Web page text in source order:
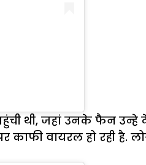
थी, जहां उनके फैन उन्हे
काफी वायरल हो रही